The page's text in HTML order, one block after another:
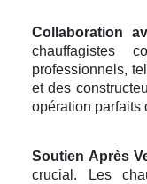
Collaboration
chauffagistes
professionnels,
et des
opération parfaits
Soutien Après
crucial. Les